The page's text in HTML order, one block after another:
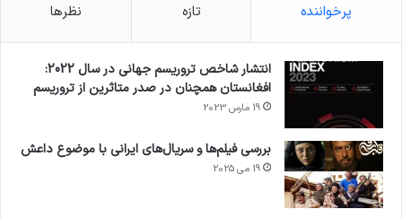
پرخواننده تازه نظرها
انتشار شاخص تروریسم جهانی در سال 2022:
افغانستان همچنان در صدر متاثرین از تروریسم
19 مارس 2023
بررسی فیلم‌ها و سریال‌های ایرانی با موضوع داعش
19 می 2025